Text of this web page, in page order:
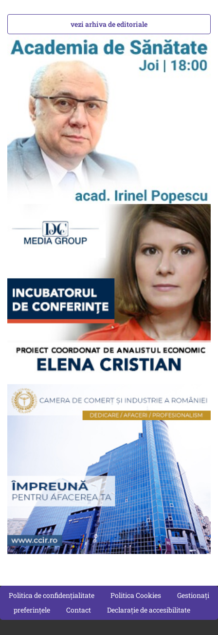
vezi arhiva de editoriale
Politica de confidențialitate Politica Cookies
Gestionați
preferințele
Contact Declarație de accesibilitate